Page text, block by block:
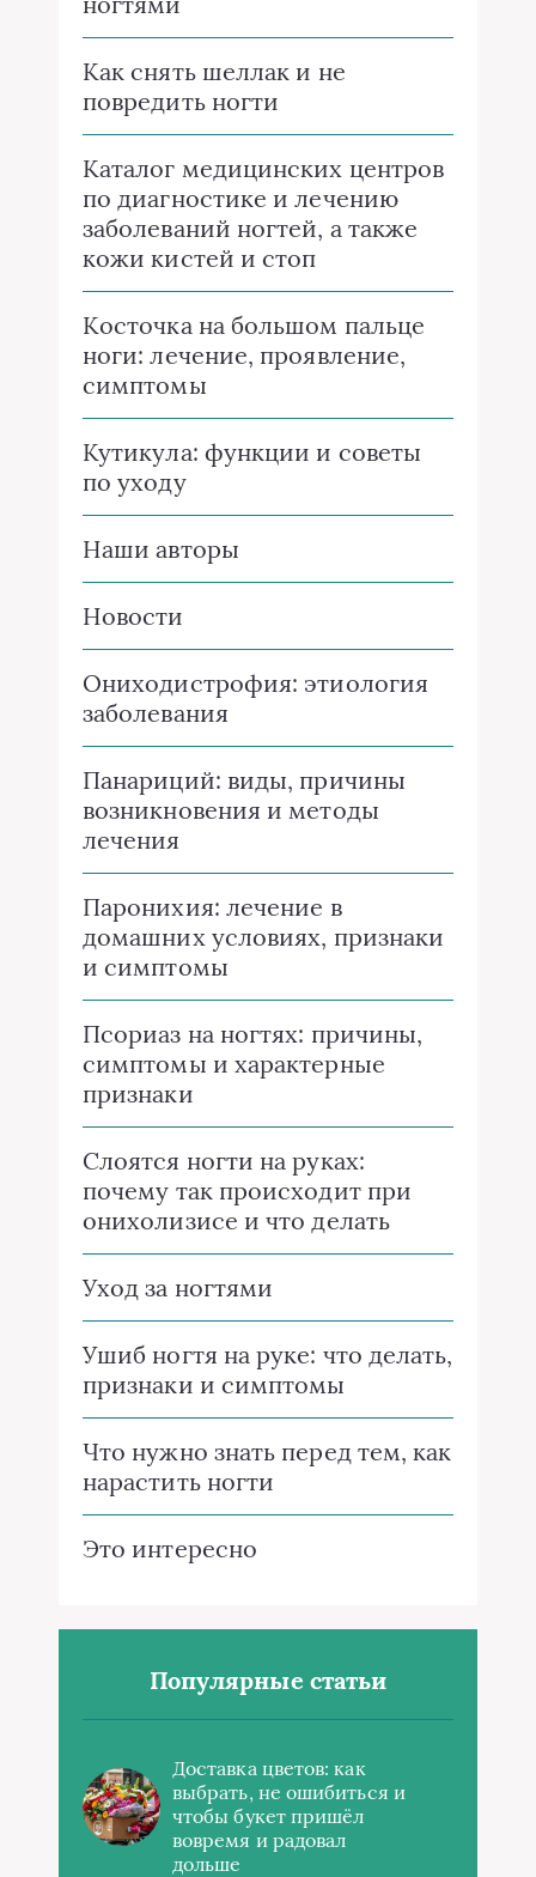
Как снять шеллак и не
повредить ногти
Каталог медицинских центров
по диагностике и лечению
заболеваний ногтей, а также
кожи кистей и стоп
Косточка на большом пальце
ноги: лечение, проявление,
симптомы
Кутикула: функции и советы
по уходу
Наши авторы
Новости
Ониходистрофия: этиология
заболевания
Панариций: виды, причины
возникновения и методы
лечения
Паронихия: лечение в
домашних условиях, признаки
и симптомы
Псориаз на ногтях: причины,
симптомы и характерные
признаки
Слоятся ногти на руках:
почему так происходит при
онихолизисе и что делать
Уход за ногтями
Ушиб ногтя на руке: что делать,
признаки и симптомы
Что нужно знать перед тем, как
нарастить ногти
Это интересно
Популярные статьи
Доставка цветов: как
выбрать, не ошибиться и
чтобы букет пришёл
вовремя и радовал
дольше